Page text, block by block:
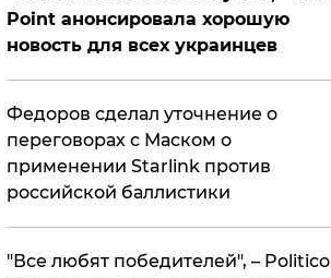
Point анонсировала хорошую
новость для всех украинцев
Федоров сделал уточнение о
переговорах с Маском о
применении Starlink против
российской баллистики
​"Все любят победителей", – Politico